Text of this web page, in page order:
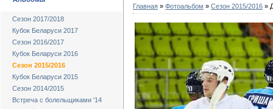
Сезон 2017/2018
Кубок Беларуси 2017
Сезон 2016/2017
Кубок Беларуси 2016
Сезон 2015/2016
Кубок Беларуси 2015
Сезон 2014/2015
Встреча с болельщиками '14
Главная » Фотоальбом » Сезон 2015/2016 »